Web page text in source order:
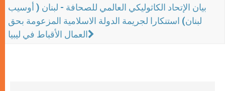
بيان الإتحاد الكاثوليكي العالمي للصحافة - لبنان ( أوسيب
لبنان) استنكارا لجريمة الدولة الاسلامية المزعومة بحق
العمال الأقباط في ليبيا